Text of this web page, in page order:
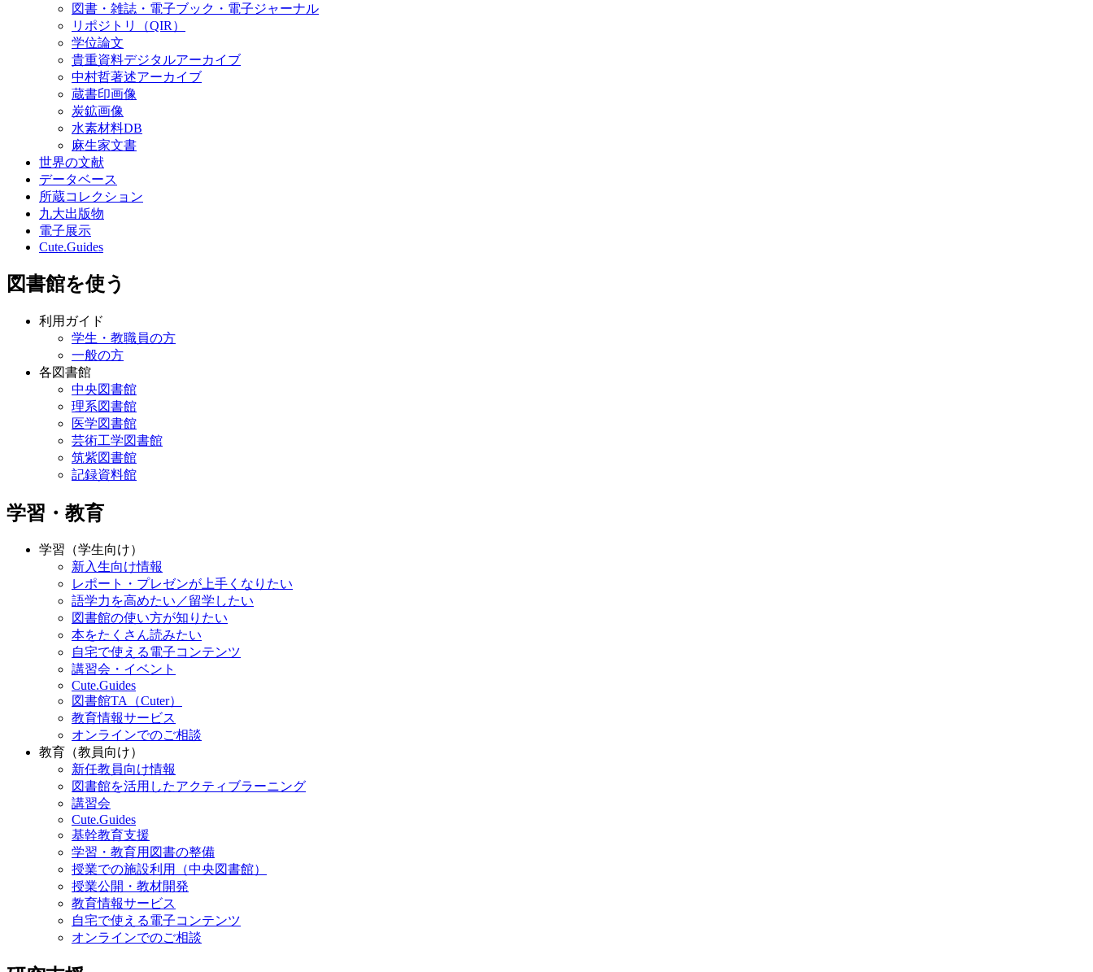
図書・雑誌・電子ブック・電子ジャーナル
リポジトリ（QIR）
学位論文
貴重資料デジタルアーカイブ
中村哲著述アーカイブ
蔵書印画像
炭鉱画像
水素材料DB
麻生家文書
世界の文献
データベース
所蔵コレクション
九大出版物
電子展示
Cute.Guides
図書館を使う
利用ガイド
学生・教職員の方
一般の方
各図書館
中央図書館
理系図書館
医学図書館
芸術工学図書館
筑紫図書館
記録資料館
学習・教育
学習（学生向け）
新入生向け情報
レポート・プレゼンが上手くなりたい
語学力を高めたい／留学したい
図書館の使い方が知りたい
本をたくさん読みたい
自宅で使える電子コンテンツ
講習会・イベント
Cute.Guides
図書館TA（Cuter）
教育情報サービス
オンラインでのご相談
教育（教員向け）
新任教員向け情報
図書館を活用したアクティブラーニング
講習会
Cute.Guides
基幹教育支援
学習・教育用図書の整備
授業での施設利用（中央図書館）
授業公開・教材開発
教育情報サービス
自宅で使える電子コンテンツ
オンラインでのご相談